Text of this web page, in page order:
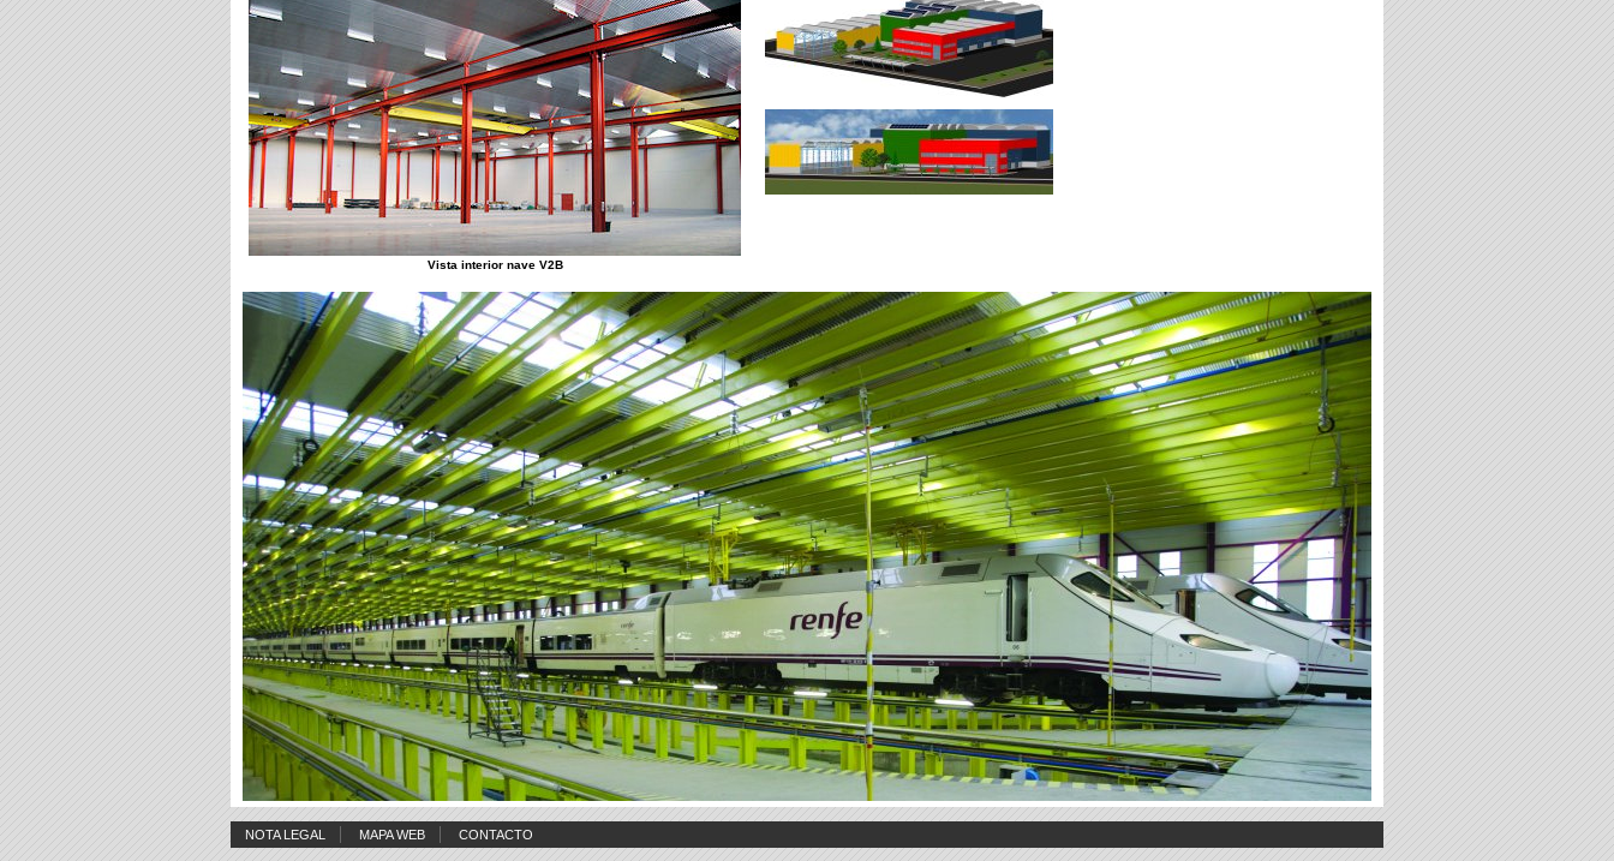
Vista interior nave V2B
NOTA LEGAL MAPA WEB CONTACTO